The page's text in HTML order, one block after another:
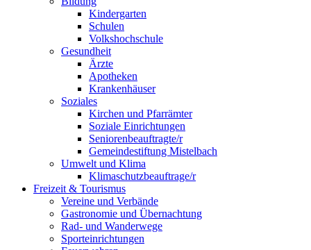
Kindergarten
Schulen
Volkshochschule
Gesundheit
Ärzte
Apotheken
Krankenhäuser
Soziales
Kirchen und Pfarrämter
Soziale Einrichtungen
Seniorenbeauftragte/r
Gemeindestiftung Mistelbach
Umwelt und Klima
Klimaschutzbeauftrage/r
Freizeit & Tourismus
Vereine und Verbände
Gastronomie und Übernachtung
Rad- und Wanderwege
Sporteinrichtungen